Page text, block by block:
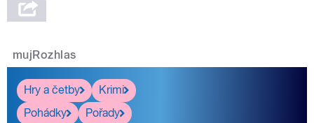
mujRozhlas
Hry a četby
Krimi
Pohádky
Pořady